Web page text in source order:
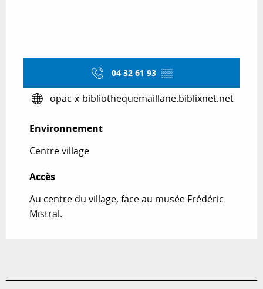
04 32 61 93 ▒▒
opac-x-bibliothequemaillane.biblixnet.net
Environnement
Environnement
Centre village
Accès
Accès
Au centre du village, face au musée Frédéric
Mistral.